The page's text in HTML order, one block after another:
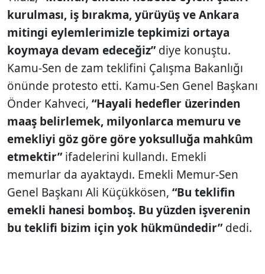
kurulması, iş bırakma, yürüyüş ve Ankara
mitingi eylemlerimizle tepkimizi ortaya
koymaya devam edeceğiz”diye konuştu.
Kamu-Sen de zam teklifini Çalışma Bakanlığı
önünde protesto etti. Kamu-Sen Genel Başkanı
Önder Kahveci, “Hayali hedefler üzerinden
maaş belirlemek, milyonlarca memuru ve
emekliyi göz göre göre yoksulluğa mahkûm
etmektir”ifadelerini kullandı. Emekli
memurlar da ayaktaydı. Emekli Memur-Sen
Genel Başkanı Ali Küçükkösen, “Bu teklifin
emekli hanesi bomboş. Bu yüzden işverenin
bu teklifi bizim için yok hükmündedir”dedi.